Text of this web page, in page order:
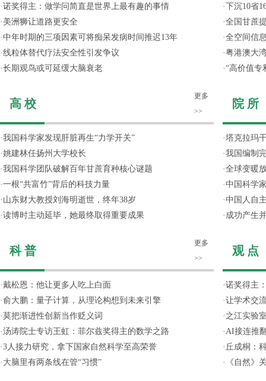
·诺奖得主：做学问简直是世界上最有趣的事情
· 美洲狮让道路更安全
·中年时期的三项因素可将痴呆发病时间推迟13年
·线粒体替代疗法安全性引发争议
·长期观鸟或可延缓大脑衰老
高 校
更多
>>
·我国科学家发现肝脏再生“力学开关”
·姚建林任扬州大学校长
·我国科学团队破解百年甘蔗育种核心谜题
·一根“共富竹”背后的科技力量
· 山东财大教授刘海明逝世，终年38岁
·读博时主动延毕，她最终取得重要成果
科 普
更多
>>
·戴松恩：他让更多人吃上白面
·俞大鹏：量子计算，从理论构想到未来引擎
·莫把渐进性创新当作贬义词
·汤涛院士专访王虹：菲尔兹奖得主的数学之路
·3人接力研究，拿下国家自然科学至高荣誉
· 大脑里有两条线在管“习惯”
·下沉10省
·全国甘蔗
·全空间信
·粤港澳大
·“高价值专
院 所
·塔克拉玛
·我国编制
·全球变暖
·中国科学
·中国人自
· 成功产生
观 点
·诺奖得主
·让学术交
· 之江实验
·AI接连推
· 丘成桐：
·
《自然》